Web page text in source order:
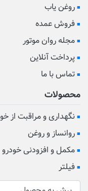
روغن یاب
فروش عمده
مجله روان موتور
پرداخت آنلاین
تماس با ما
محصولات
نگهداری و مراقبت از
روانساز و روغن
مکمل و افزودنی خودرو
فیلتر